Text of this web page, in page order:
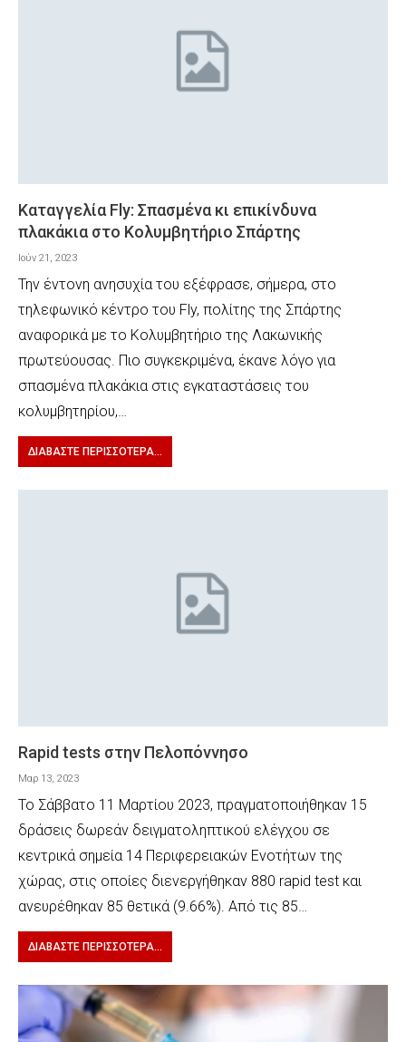
Καταγγελία Fly: Σπασμένα κι επικίνδυνα
πλακάκια στο Κολυμβητήριο Σπάρτης
Ιούν 21, 2023
Την έντονη ανησυχία του εξέφρασε, σήμερα, στο
τηλεφωνικό κέντρο του Fly, πολίτης της Σπάρτης
αναφορικά με το Κολυμβητήριο της Λακωνικής
πρωτεύουσας. Πιο συγκεκριμένα, έκανε λόγο για
σπασμένα πλακάκια στις εγκαταστάσεις του
κολυμβητηρίου,…
ΔΙΑΒΆΣΤΕ ΠΕΡΙΣΣΌΤΕΡΑ...
Rapid tests στην Πελοπόννησο
Μαρ 13, 2023
Το Σάββατο 11 Μαρτίου 2023, πραγματοποιήθηκαν 15
δράσεις δωρεάν δειγματοληπτικού ελέγχου σε
κεντρικά σημεία 14 Περιφερειακών Ενοτήτων της
χώρας, στις οποίες διενεργήθηκαν 880 rapid test και
ανευρέθηκαν 85 θετικά (9.66%). Από τις 85…
ΔΙΑΒΆΣΤΕ ΠΕΡΙΣΣΌΤΕΡΑ...